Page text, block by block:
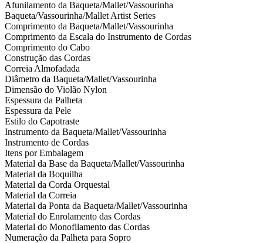
Afunilamento da Baqueta/Mallet/Vassourinha
Baqueta/Vassourinha/Mallet Artist Series
Comprimento da Baqueta/Mallet/Vassourinha
Comprimento da Escala do Instrumento de Cordas
Comprimento do Cabo
Construção das Cordas
Correia Almofadada
Diâmetro da Baqueta/Mallet/Vassourinha
Dimensão do Violão Nylon
Espessura da Palheta
Espessura da Pele
Estilo do Capotraste
Instrumento da Baqueta/Mallet/Vassourinha
Instrumento de Cordas
Itens por Embalagem
Material da Base da Baqueta/Mallet/Vassourinha
Material da Boquilha
Material da Corda Orquestal
Material da Correia
Material da Ponta da Baqueta/Mallet/Vassourinha
Material do Enrolamento das Cordas
Material do Monofilamento das Cordas
Numeração da Palheta para Sopro